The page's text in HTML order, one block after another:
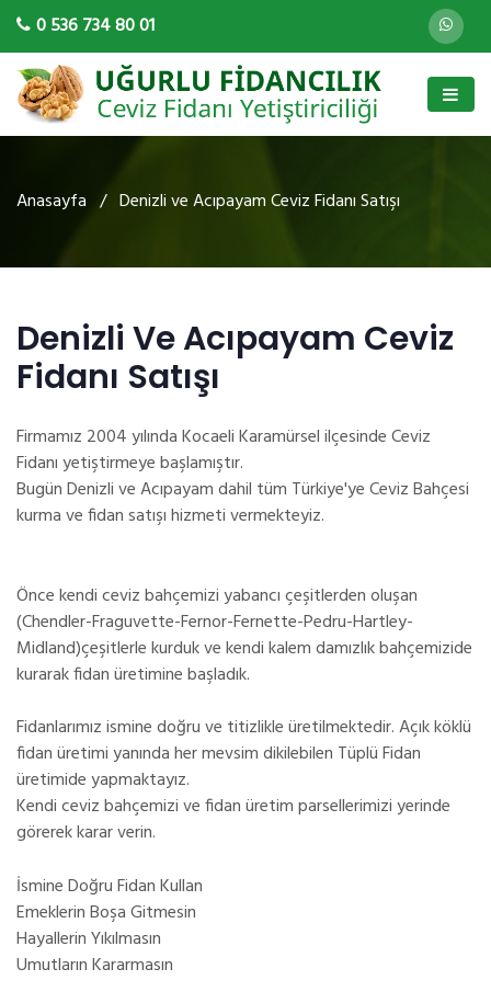
0 536 734 80 01
Anasayfa / Denizli ve Acıpayam Ceviz Fidanı Satışı
Denizli Ve Acıpayam Ceviz
Fidanı Satışı
Firmamız 2004 yılında Kocaeli Karamürsel ilçesinde Ceviz
Fidanı yetiştirmeye başlamıştır.
Bugün Denizli ve Acıpayam dahil tüm Türkiye'ye Ceviz Bahçesi
kurma ve fidan satışı hizmeti vermekteyiz.
Önce kendi ceviz bahçemizi yabancı çeşitlerden oluşan
(Chendler-Fraguvette-Fernor-Fernette-Pedru-Hartley-
Midland)çeşitlerle kurduk ve kendi kalem damızlık bahçemizide
kurarak fidan üretimine başladık.
Fidanlarımız ismine doğru ve titizlikle üretilmektedir. Açık köklü
fidan üretimi yanında her mevsim dikilebilen Tüplü Fidan
üretimide yapmaktayız.
Kendi ceviz bahçemizi ve fidan üretim parsellerimizi yerinde
görerek karar verin.
İsmine Doğru Fidan Kullan
Emeklerin Boşa Gitmesin
Hayallerin Yıkılmasın
Umutların Kararmasın